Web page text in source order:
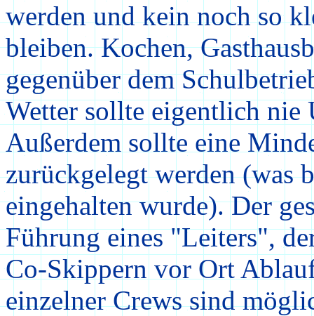
werden und kein noch so
bleiben. Kochen,
gegenüber dem
Wetter sollte eigentlich nie
Außerdem sollte eine
zurückgelegt werden (was
eingehalten wurde). Der
Führung eines "Leiters",
Co-Skippern vor Ort
einzelner Crews sind